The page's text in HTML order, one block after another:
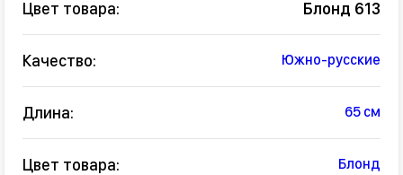
Цвет товара: Блонд 613
Качество: Южно-русские
Длина: 65 см
Цвет товара: Блонд